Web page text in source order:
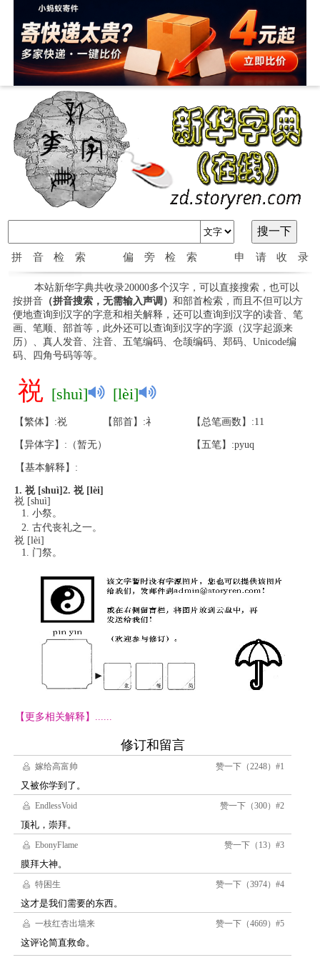
拼音检索 偏旁检索 申请收录
本站新华字典共收录20000多个汉字，可以直接搜索，也可以
按拼音（拼音搜索，无需输入声调） 和部首检索，而且不但可以方
便地查询到汉字的字意和相关解释，还可以查询到汉字的读音、笔
画、笔顺、部首等，此外还可以查询到汉字的字源（汉字起源来
历）、真人发音、注音、五笔编码、仓颉编码、郑码、Unicode编
码、四角号码等等。
祱 [shuì] [lèi]
【繁体】:祱 【部首】:礻 【总笔画数】:11
【异体字】:（暂无） 【五笔】:pyuq
【基本解释】:
1. 祱 [shuì] 2. 祱 [lèi]
祱 [shuì]
小祭。
古代丧礼之一。
祱 [lèi]
门祭。
【更多相关解释】......